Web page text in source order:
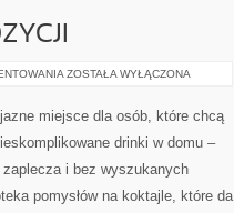
GIN
SZTUKA
ZOSTAŁA WYŁĄCZONA
miejsce dla osób, które chcą
drinki w domu –
zaplecza i bez wyszukanych
pomysłów na koktajle, które da